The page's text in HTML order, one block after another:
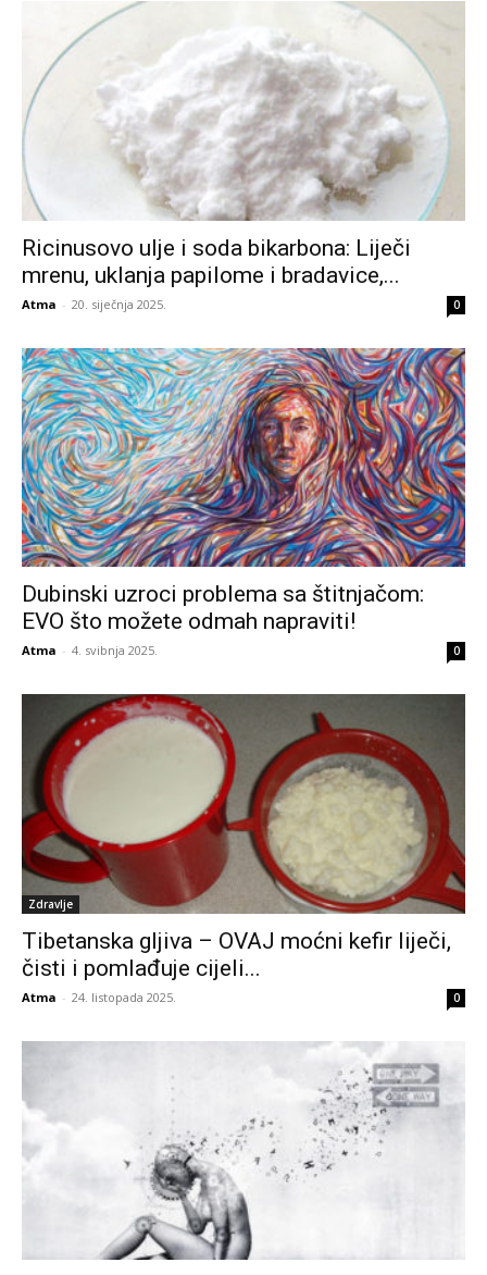
Ricinusovo ulje i soda bikarbona: Liječi
mrenu, uklanja papilome i bradavice,...
Atma - 20. siječnja 2025. 0
Dubinski uzroci problema sa štitnjačom:
EVO što možete odmah napraviti!
Atma - 4. svibnja 2025. 0
Zdravlje
Tibetanska gljiva – OVAJ moćni kefir liječi,
čisti i pomlađuje cijeli...
Atma - 24. listopada 2025. 0